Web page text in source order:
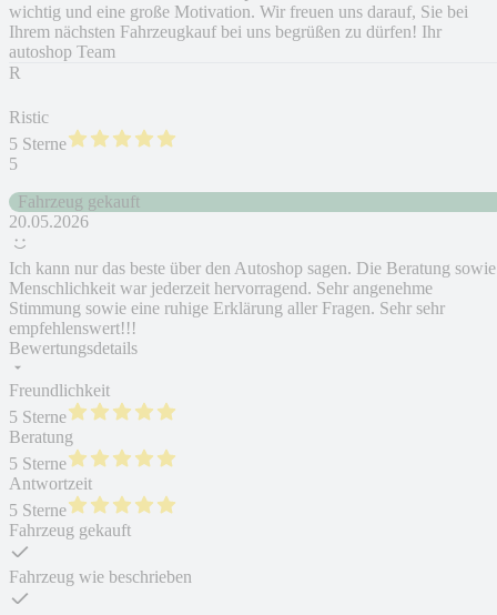
wichtig und eine große Motivation. Wir freuen uns darauf, Sie bei
Ihrem nächsten Fahrzeugkauf bei uns begrüßen zu dürfen! Ihr
autoshop Team
R
Ristic
5 Sterne
5
Fahrzeug gekauft
20.05.2026
Ich kann nur das beste über den Autoshop sagen. Die Beratung sowie
Menschlichkeit war jederzeit hervorragend. Sehr angenehme
Stimmung sowie eine ruhige Erklärung aller Fragen. Sehr sehr
empfehlenswert!!!
Bewertungsdetails
Freundlichkeit
5 Sterne
Beratung
5 Sterne
Antwortzeit
5 Sterne
Fahrzeug gekauft
Fahrzeug wie beschrieben